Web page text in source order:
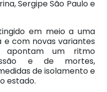
Sergipe São Paulo e
em meio a uma
com novas variantes
apontam um ritmo
e de mortes,
de isolamento e
estado.